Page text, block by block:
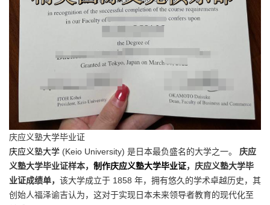
庆应义塾大学毕业证
庆应义塾大学 (Keio University) 是日本最负盛名的大学之一。 庆应
义塾大学毕业证样本， 制作庆应义塾大学毕业证，庆应义塾大学毕
业证成绩单， 该大学成立于 1858 年，拥有悠久的学术卓越历史，其
创始人福泽谕吉认为，这对于实现日本未来领导者教育的现代化至